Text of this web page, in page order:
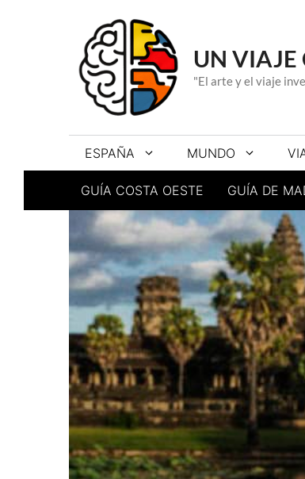
UN VIAJE
"El arte y el viaje
ESPAÑA MUNDO
GUÍA COSTA OESTE GUÍA DE